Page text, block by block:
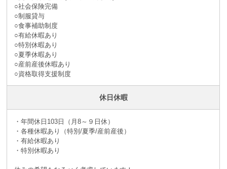
○社会保険完備
○制服貸与
○食事補助制度
○有給休暇あり
○特別休暇あり
○夏季休暇あり
○産前産後休暇あり
○資格取得支援制度
休日休暇
・年間休日103日（月8～９日休）
・各種休暇あり（特別/夏季/産前産後）
・有給休暇あり
・特別休暇あり